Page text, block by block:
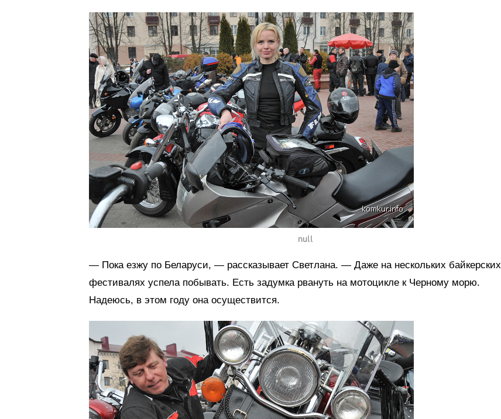
null
— Пока езжу по Беларуси, — рассказывает Светлана. — Даже на нескольких байкерских
фестивалях успела побывать. Есть задумка рвануть на мотоцикле к Черному морю.
Надеюсь, в этом году она осуществится.